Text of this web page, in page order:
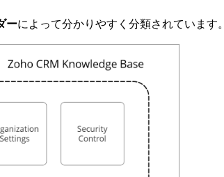
ーによって分かりやすく分類されています。